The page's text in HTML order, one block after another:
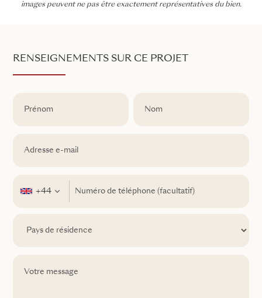
images peuvent ne pas être exactement représentatives du bien.
RENSEIGNEMENTS SUR CE PROJET
+44